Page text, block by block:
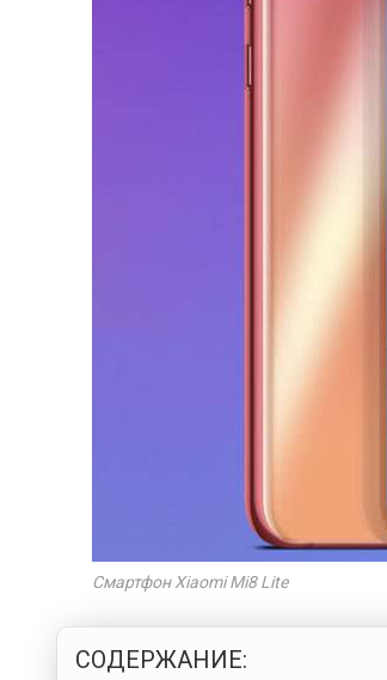
Смартфон Xiaomi Mi8 Lite
СОДЕРЖАНИЕ: